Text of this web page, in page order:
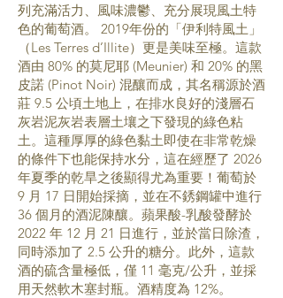
列充滿活力、風味濃鬱、充分展現風土特
色的葡萄酒。 2019年份的「伊利特風土」
（Les Terres d’Illite）更是美味至極。這款
酒由 80% 的莫尼耶 (Meunier) 和 20% 的黑
皮諾 (Pinot Noir) 混釀而成，其名稱源於酒
莊 9.5 公頃土地上，在排水良好的淺層石
灰岩泥灰岩表層土壤之下發現的綠色粘
土。這種厚厚的綠色黏土即使在非常乾燥
的條件下也能保持水分，這在經歷了 2026
年夏季的乾旱之後顯得尤為重要！葡萄於
9 月 17 日開始採摘，並在不銹鋼罐中進行
36 個月的酒泥陳釀。蘋果酸-乳酸發酵於
2022 年 12 月 21 日進行，並於當日除渣，
同時添加了 2.5 公升的糖分。此外，這款
酒的硫含量極低，僅 11 毫克/公升，並採
用天然軟木塞封瓶。酒精度為 12%。